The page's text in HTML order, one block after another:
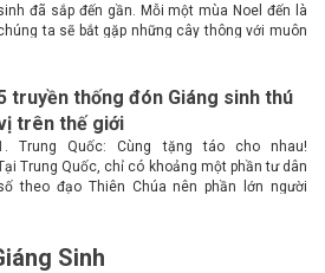
đã sắp đến gần. Mỗi một mùa Noel đến là
ta sẽ bắt gặp những cây thông với muôn
truyền thống đón Giáng sinh thú
trên thế giới
Trung Quốc: Cùng tặng táo cho nhau!
Trung Quốc, chỉ có khoảng một phần tư dân
theo đạo Thiên Chúa nên phần lớn người
Sinh